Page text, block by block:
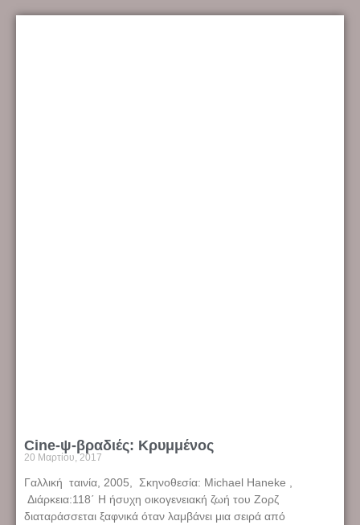
Cine-ψ-βραδιές: Κρυμμένος
20 Μαρτίου, 2017
Γαλλική ταινία, 2005, Σκηνοθεσία: Michael Haneke ,
Διάρκεια:118΄ Η ήσυχη οικογενειακή ζωή του Ζορζ
διαταράσσεται ξαφνικά όταν λαμβάνει μια σειρά από